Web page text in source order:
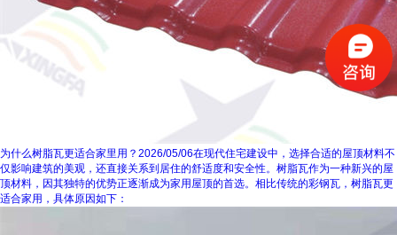
为什么树脂瓦更适合家里用？ 2026/05/06在现代住宅建设中，选择合适的屋顶材料不
仅影响建筑的美观，还直接关系到居住的舒适度和安全性。树脂瓦作为一种新兴的屋
顶材料，因其独特的优势正逐渐成为家用屋顶的首选。相比传统的彩钢瓦，树脂瓦更
适合家用，具体原因如下：